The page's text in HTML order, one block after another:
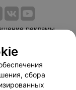
рекламы
оплаты
сбора